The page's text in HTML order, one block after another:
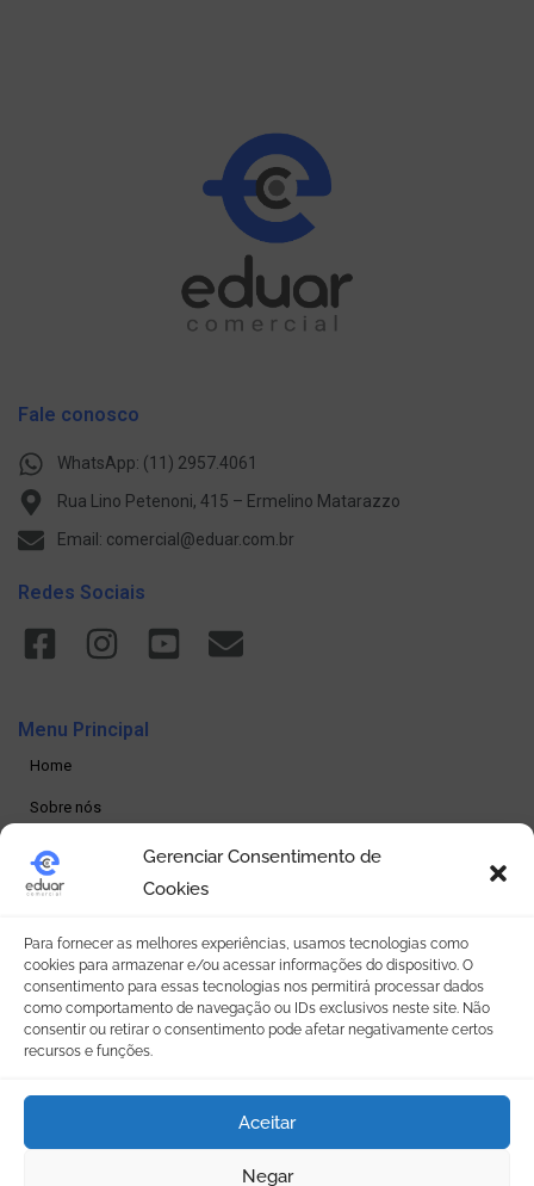
Gerenciar Consentimento de
Cookies
Para fornecer as melhores experiências, usamos tecnologias como
cookies para armazenar e/ou acessar informações do dispositivo. O
consentimento para essas tecnologias nos permitirá processar dados
como comportamento de navegação ou IDs exclusivos neste site. Não
consentir ou retirar o consentimento pode afetar negativamente certos
recursos e funções.
Aceitar
Negar
Fale conosco
WhatsApp: (11) 2957.4061
Rua Lino Petenoni, 415 – Ermelino Matarazzo
Email: comercial@eduar.com.br
Redes Sociais
Menu Principal
Home
Sobre nós
Produtos
Loja online
Seja um revendedor
Contato
Política de Privacidade